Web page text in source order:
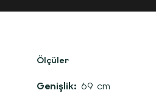
Ölçüler
Genişlik: 69 cm